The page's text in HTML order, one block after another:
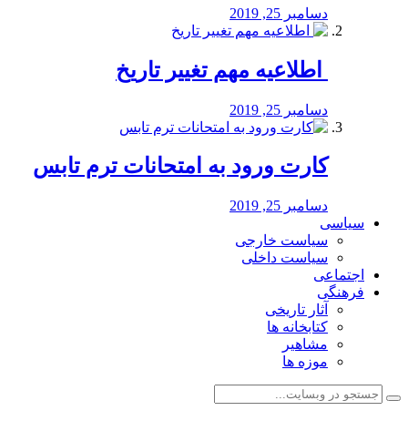
دسامبر 25, 2019
️ اطلاعیه مهم تغییر تاریخ
دسامبر 25, 2019
کارت ورود به امتحانات ترم تابس
دسامبر 25, 2019
سیاسی
سیاست خارجی
سیاست داخلی
اجتماعی
فرهنگی
آثار تاریخی
کتابخانه ها
مشاهیر
موزه ها